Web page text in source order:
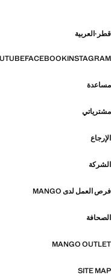
قطر ·العربية
INSTAGRAM
FACEBOOK
مساعدة
مشترياتي
الإرجاع
الشركة
فرص العمل لدى MANGO
الصحافة
MANGO OUTLET
SITE MAP